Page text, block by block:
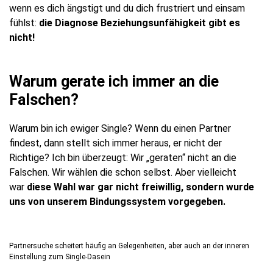
wenn es dich ängstigt und du dich frustriert und einsam
fühlst: die Diagnose Beziehungsunfähigkeit gibt es
nicht!
Warum gerate ich immer an die
Falschen?
Warum bin ich ewiger Single? Wenn du einen Partner
findest, dann stellt sich immer heraus, er nicht der
Richtige? Ich bin überzeugt: Wir „geraten“ nicht an die
Falschen. Wir wählen die schon selbst. Aber vielleicht
war diese Wahl war gar nicht freiwillig, sondern wurde
uns von unserem Bindungssystem vorgegeben.
Partnersuche scheitert häufig an Gelegenheiten, aber auch an der inneren
Einstellung zum Single-Dasein